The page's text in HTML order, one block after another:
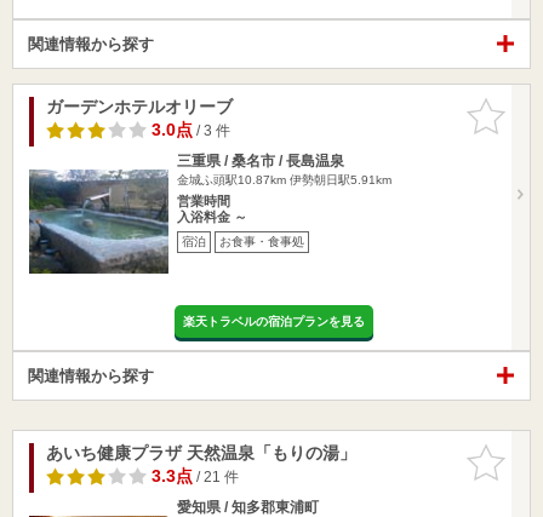
関連情報から探す
お気に入
りに追加
ガーデンホテルオリーブ
3.0点/ 3 件
三重県 / 桑名市 / 長島温泉
金城ふ頭駅10.87km 伊勢朝日駅5.91km
営業時間
入浴料金 ～
宿泊 お食事・食事処
楽天トラベルの宿泊プランを見る
関連情報から探す
お気に入
りに追加
あいち健康プラザ 天然温泉「もりの湯」
3.3点/ 21 件
愛知県 / 知多郡東浦町